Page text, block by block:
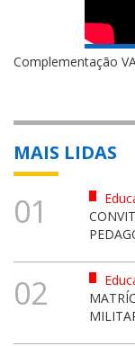
Complementação
MAIS LIDAS
01
02